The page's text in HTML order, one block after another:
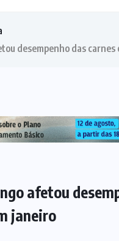
desempenho das carnes
afetou
janeiro